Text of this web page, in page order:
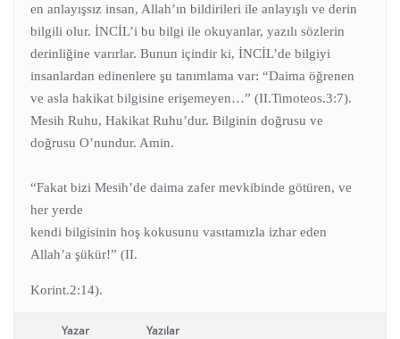
en anlayışsız insan, Allah’ın bildirileri ile anlayışlı ve derin
bilgili olur. İNCİL’i bu bilgi ile okuyanlar, yazılı sözlerin
derinliğine varırlar. Bunun içindir ki, İNCİL’de bilgiyi
insanlardan edinenlere şu tanımlama var: “Daima öğrenen
ve asla hakikat bilgisine erişemeyen…” (II.Timoteos.3:7).
Mesih Ruhu, Hakikat Ruhu’dur. Bilginin doğrusu ve
doğrusu O’nundur. Amin.
“Fakat bizi Mesih’de daima zafer mevkibinde götüren, ve
her yerde
kendi bilgisinin hoş kokusunu vasıtamızla izhar eden
Allah’a şükür!” (II.
Korint.2:14).
Yazar Yazılar